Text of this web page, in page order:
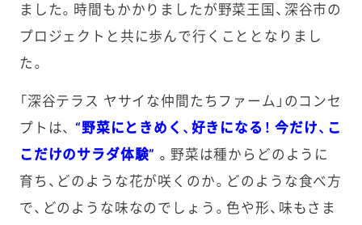
ました。時間もかかりましたが野菜王国、深谷市の
プロジェクトと共に歩んで行くこととなりまし
た。
「深谷テラス ヤサイな仲間たちファーム」のコンセ
プトは、 “野菜にときめく、好きになる！ 今だけ、こ
こだけのサラダ体験” 。 野菜は種からどのように
育ち、どのような花が咲くのか。どのような食べ方
で、どのような味なのでしょう。色や形、味もさま